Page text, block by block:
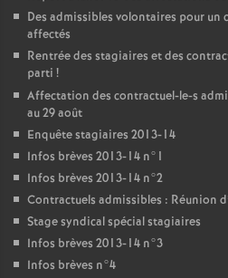
Des admissibles volontaires pour
affectés
Rentrée des stagiaires et des
parti !
Affectation des contractuel-le-s
au 29 août
Enquête stagiaires 2013-14
Infos brèves 2013-14 n°1
Infos brèves 2013-14 n°2
Contractuels admissibles : Réunion
Stage syndical spécial stagiaires
Infos brèves 2013-14 n°3
Infos brèves n°4